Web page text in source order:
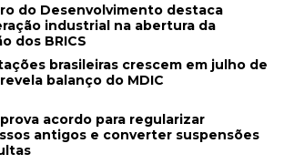
do Desenvolvimento destaca
industrial na abertura da
dos BRICS
brasileiras crescem em julho de
balanço do MDIC
acordo para regularizar
antigos e converter suspensões